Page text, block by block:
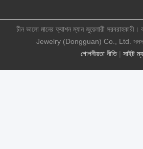
গোপনীয়তা নীতি| সাইট
চীন ভালো মানের ফ্যাশন ম্যান জুয়েলারী
Jewelry (Dongguan) Co., Ltd. সমস্ত